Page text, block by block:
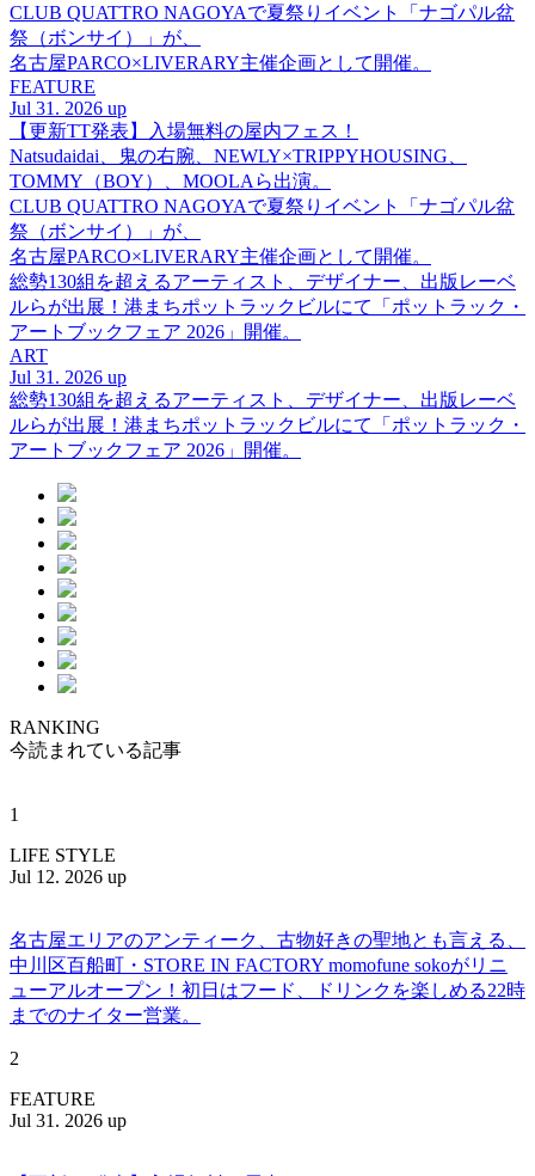
CLUB QUATTRO NAGOYAで夏祭りイベント「ナゴパル盆
祭（ボンサイ）」が、
名古屋PARCO×LIVERARY主催企画として開催。
FEATURE
Jul 31. 2026 up
【更新TT発表】入場無料の屋内フェス！
Natsudaidai、鬼の右腕、NEWLY×TRIPPYHOUSING、
TOMMY（BOY）、MOOLAら出演。
CLUB QUATTRO NAGOYAで夏祭りイベント「ナゴパル盆
祭（ボンサイ）」が、
名古屋PARCO×LIVERARY主催企画として開催。
総勢130組を超えるアーティスト、デザイナー、出版レーベ
ルらが出展！港まちポットラックビルにて「ポットラック・
アートブックフェア 2026」開催。
ART
Jul 31. 2026 up
総勢130組を超えるアーティスト、デザイナー、出版レーベ
ルらが出展！港まちポットラックビルにて「ポットラック・
アートブックフェア 2026」開催。
RANKING
今読まれている記事
1
LIFE STYLE
Jul 12. 2026 up
名古屋エリアのアンティーク、古物好きの聖地とも言える、
中川区百船町・STORE IN FACTORY momofune sokoがリニ
ューアルオープン！初日はフード、ドリンクを楽しめる22時
までのナイター営業。
2
FEATURE
Jul 31. 2026 up